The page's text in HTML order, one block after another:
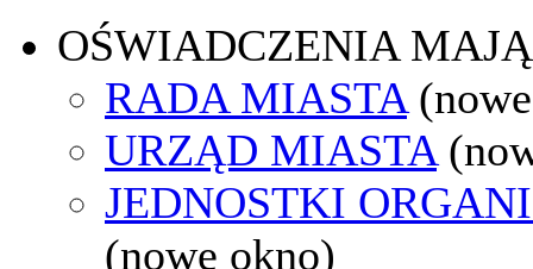
OŚWIADCZENIA
RADA MIASTA
URZĄD MIASTA
JEDNOSTKI
(nowe okno)